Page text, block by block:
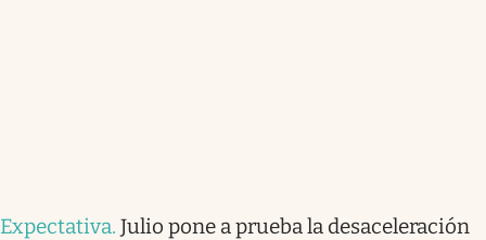
Expectativa. Julio pone a prueba la desaceleración